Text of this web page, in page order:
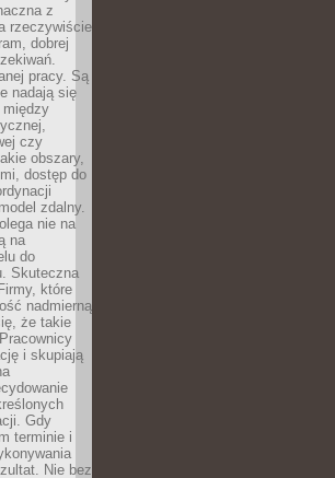
z
rzeczywiście
dobrej
pracy. Są
nadają się
między
czy
obszary,
dostęp do
zdalny.
nie na
na
do
Skuteczna
które
nadmierną
że takie
i skupiają
Gdy
terminie i
Nie bez